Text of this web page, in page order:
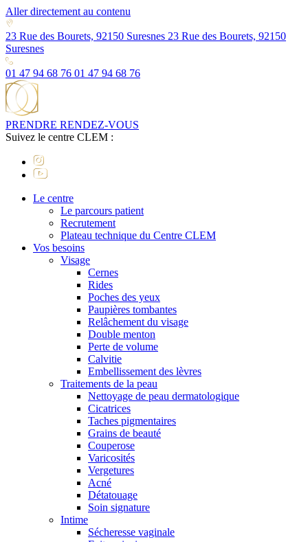
Aller directement au contenu
23 Rue des Bourets, 92150 Suresnes 23 Rue des Bourets, 92150
Suresnes
01 47 94 68 76 01 47 94 68 76
PRENDRE RENDEZ-VOUS
Suivez le centre CLEM :
Le centre
Le parcours patient
Recrutement
Plateau technique du Centre CLEM
Vos besoins
Visage
Cernes
Rides
Poches des yeux
Paupières tombantes
Relâchement du visage
Double menton
Perte de volume
Calvitie
Embellissement des lèvres
Traitements de la peau
Nettoyage de peau dermatologique
Cicatrices
Taches pigmentaires
Grains de beauté
Couperose
Varicosités
Vergetures
Acné
Détatouage
Soin signature
Intime
Sécheresse vaginale